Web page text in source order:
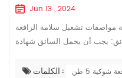
Jun 13 , 2024
مواصفات تشغيل سلامة الرافعة
يجب أن يحمل السائق شهادة
الكلمات : شوكية 5 طن